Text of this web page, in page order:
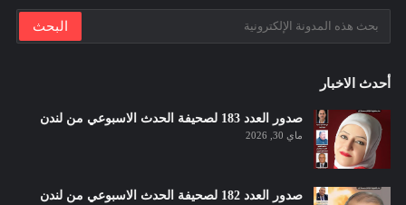
أحدث الاخبار
صدور العدد 183 لصحيفة الحدث الاسبوعي من لندن
ماي 30, 2026
صدور العدد 182 لصحيفة الحدث الاسبوعي من لندن